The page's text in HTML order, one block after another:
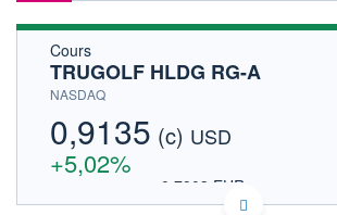
Cours
TRUGOLF HLDG RG-A
NASDAQ
0,9135 (c) USD
+5,02%
0,7903 EUR
INDICE DE RÉFÉRENCE NASDAQ COMPOSITE